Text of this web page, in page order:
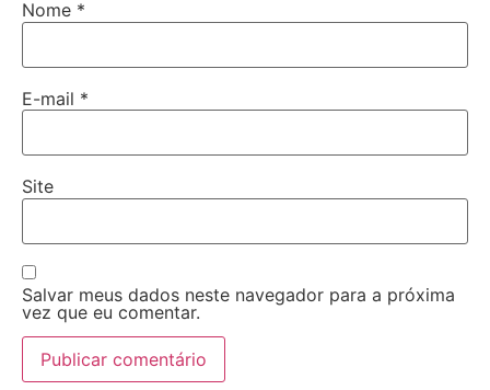
Nome *
E-mail *
Site
Salvar meus dados neste navegador para a próxima
vez que eu comentar.